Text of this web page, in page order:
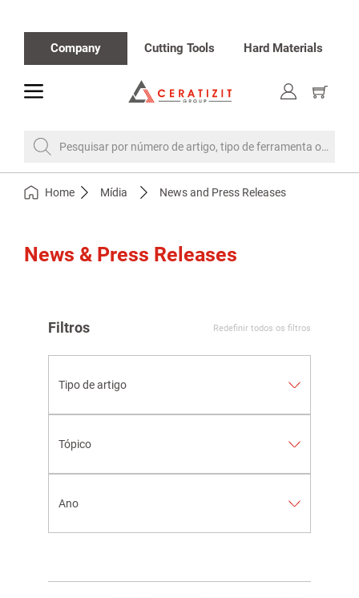
Company Cutting Tools Hard Materials
toggle
Mostrar
o
Pesquisar por número de artigo, tipo de ferramenta ou
Home News and Press Releases
Mídia
News & Press Releases
Filtros Redefinir todos os filtros
Tipo de artigo
Tópico
Ano